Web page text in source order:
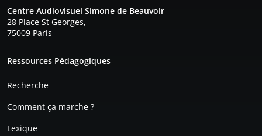
Centre Audiovisuel Simone de Beauvoir
28 Place St Georges,
75009 Paris
Ressources Pédagogiques
Recherche
Comment ça marche ?
Lexique